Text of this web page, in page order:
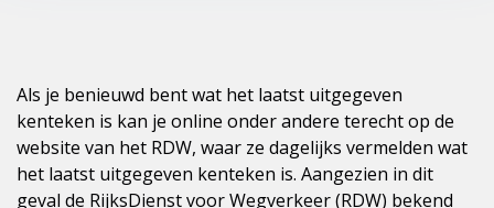
Als je benieuwd bent wat het laatst uitgegeven
kenteken is kan je online onder andere terecht op de
website van het RDW, waar ze dagelijks vermelden wat
het laatst uitgegeven kenteken is. Aangezien in dit
geval de RijksDienst voor Wegverkeer (RDW) bekend